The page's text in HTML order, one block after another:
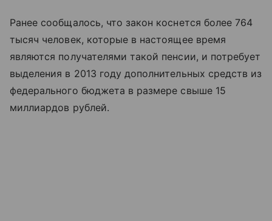
Ранее сообщалось, что закон коснется более 764
тысяч человек, которые в настоящее время
являются получателями такой пенсии, и потребует
выделения в 2013 году дополнительных средств из
федерального бюджета в размере свыше 15
миллиардов рублей.